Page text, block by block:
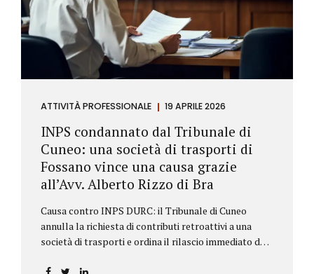
ATTIVITÀ PROFESSIONALE 19 APRILE 2026
INPS condannato dal Tribunale di
Cuneo: una società di trasporti di
Fossano vince una causa grazie
all’Avv. Alberto Rizzo di Bra
Causa contro INPS DURC: il Tribunale di Cuneo
annulla la richiesta di contributi retroattivi a una
società di trasporti e ordina il rilascio immediato del